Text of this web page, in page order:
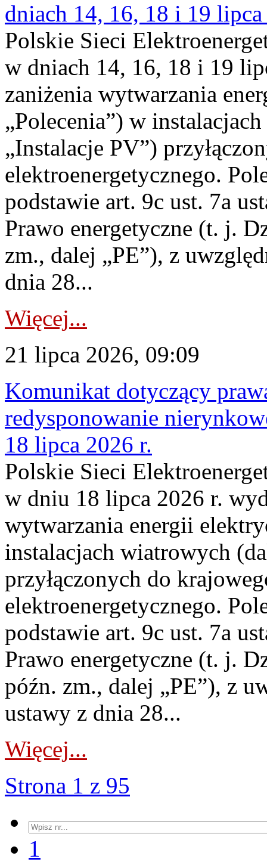
dniach 14, 16, 18 i 19
Polskie Sieci
w dniach 14, 16, 18 i 19
zaniżenia wytwarzania
„Polecenia”) w
„Instalacje PV”)
elektroenergetycznego.
podstawie art. 9c ust. 7a
Prawo energetyczne (t. j.
zm., dalej „PE”), z
dnia 28...
Więcej...
21 lipca 2026, 09:09
Komunikat dotyczący
redysponowanie
18 lipca 2026 r.
Polskie Sieci
w dniu 18 lipca 2026 r.
wytwarzania energii
instalacjach wiatrowych
przyłączonych do
elektroenergetycznego.
podstawie art. 9c ust. 7a
Prawo energetyczne (t. j.
późn. zm., dalej „PE”), z
ustawy z dnia 28...
Więcej...
Strona 1 z 95
1